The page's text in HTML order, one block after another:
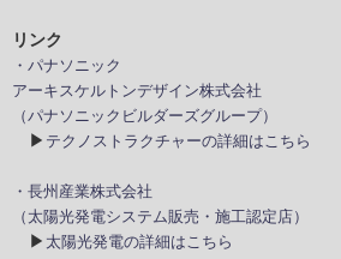
リンク
・パナソニック
アーキスケルトンデザイン株式会社
（パナソニックビルダーズグループ）
▶ テクノストラクチャーの詳細はこちら
・長州産業株式会社
（太陽光発電システム販売・施工認定店）
▶ 太陽光発電の詳細はこちら